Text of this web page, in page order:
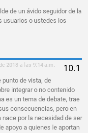
de un ávido seguidor de la
usuarios o ustedes los
2018 a las 9:14 a.m.
punto de vista, de
integrar o no contenido
es un tema de debate, trae
consecuencias, pero en
por la necesidad de ser
apoyo a quienes le aportan